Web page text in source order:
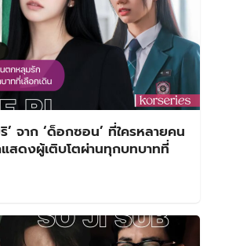
’ จาก ‘ด็อกซอน’ ที่ใครหลายคน
ดงผู้เติบโตผ่านทุกบทบาทที่